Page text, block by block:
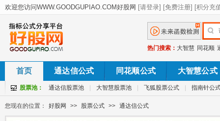
热门搜索： 大智慧 同花顺
首页 通达信公式 同花顺公式 大智慧公式
股票池： 通达信股票池 大智慧股票池 飞狐股票公式 指南针公
您现在的位置： 好股网 >> 股票公式 >> 通达信公式